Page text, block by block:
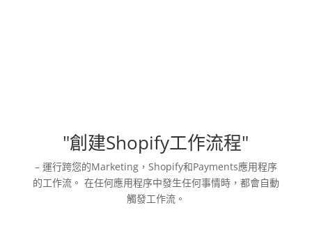
"創建Shopify工作流程"
– 運行跨您的Marketing，Shopify和Payments應用程序
的工作流。 在任何應用程序中發生任何事情時，都會自動
觸發工作流。